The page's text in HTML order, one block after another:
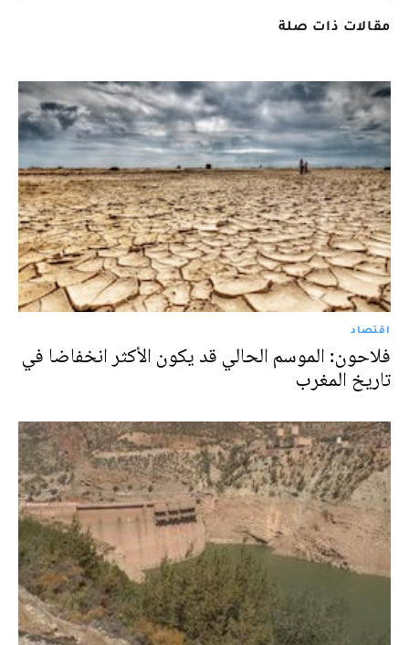
مقالات ذات صلة
اقتصاد
فلاحون: الموسم الحالي قد يكون الأكثر انخفاضا في
تاريخ المغرب